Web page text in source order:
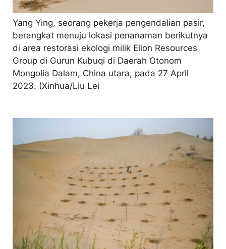
Yang Ying, seorang pekerja pengendalian pasir,
berangkat menuju lokasi penanaman berikutnya
di area restorasi ekologi milik Elion Resources
Group di Gurun Kubuqi di Daerah Otonom
Mongolia Dalam, China utara, pada 27 April
2023. (Xinhua/Liu Lei